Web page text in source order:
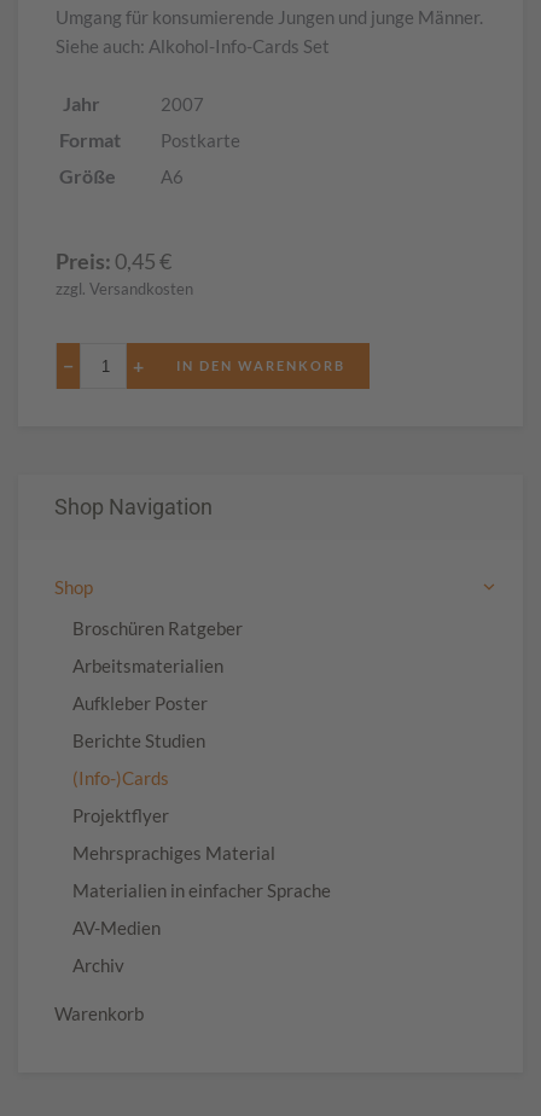
Umgang für konsumierende Jungen und junge Männer.
Siehe auch: Alkohol-Info-Cards Set
Jahr 2007
Format Postkarte
Größe A6
Preis: 0,45€
zzgl. Versandkosten
− +
Shop Navigation
Shop
Broschüren Ratgeber
Arbeitsmaterialien
Aufkleber Poster
Berichte Studien
(Info-)Cards
Projektflyer
Mehrsprachiges Material
Materialien in einfacher Sprache
AV-Medien
Archiv
Warenkorb